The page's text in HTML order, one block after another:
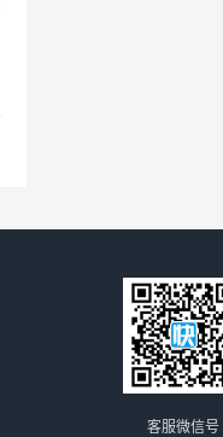
客服微信号